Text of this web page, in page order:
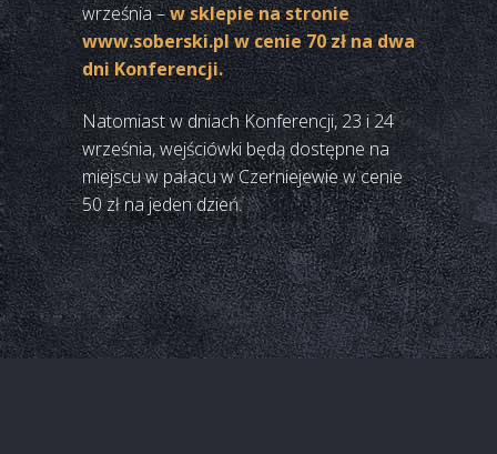
września –w sklepie na stronie
www.soberski.pl w cenie 70 zł na dwa
dni Konferencji.
Natomiast w dniach Konferencji, 23 i 24
września, wejściówki będą dostępne na
miejscu w pałacu w Czerniejewie w cenie
50 zł na jeden dzień.